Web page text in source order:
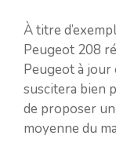
À titre
Peugeot 208
Peugeot à
suscitera bien
de proposer
moyenne du